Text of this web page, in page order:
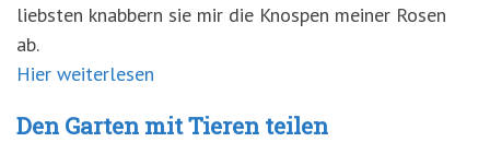
liebsten knabbern sie mir die Knospen meiner Rosen
ab.
Hier weiterlesen
Den Garten mit Tieren teilen